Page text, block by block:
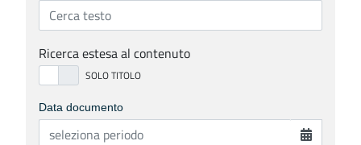
Ricerca estesa al contenuto
Data documento